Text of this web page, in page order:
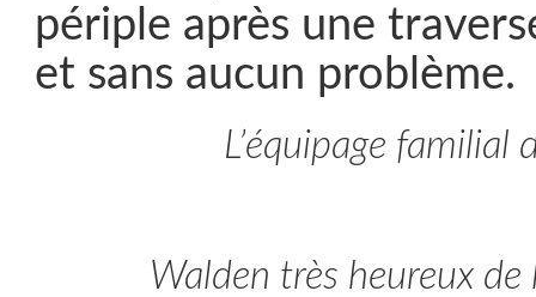
périple après une
et sans aucun problème.
L’équipage familial
Walden très heureux de